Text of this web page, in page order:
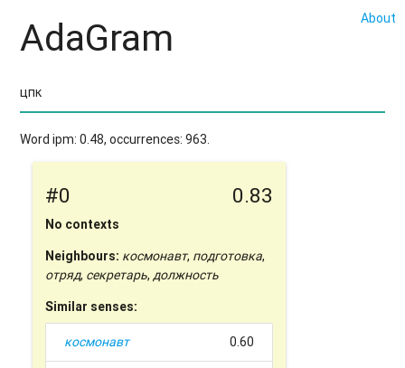
About
AdaGram
Word ipm: 0.48, occurrences: 963.
#0 0.83
No contexts
Neighbours: космонавт, подготовка,
отряд, секретарь,должность
Similar senses:
космонавт 0.60